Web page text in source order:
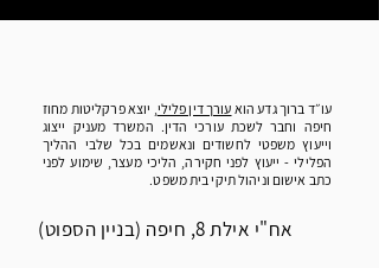
עו״ד ברוך גדע הוא עורך דין פלילי, יוצא פרקליטות מחוז
חיפה וחבר לשכת עורכי הדין. המשרד מעניק ייצוג
וייעוץ משפטי לחשודים ונאשמים בכל שלבי ההליך
הפלילי - ייעוץ לפני חקירה, הליכי מעצר, שימוע לפני
כתב אישום וניהול תיקי בית משפט.
אח"י אילת 8, חיפה (בניין הספוט)